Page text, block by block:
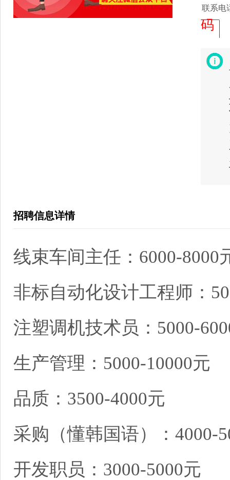
联系电
码
招聘信息详情
线束车间主任：6000-8000
非标自动化设计工程师：
注塑调机技术员：5000-
生产管理：5000-10000元
品质：3500-4000元
采购（懂韩国语）：4000-
开发职员：3000-5000元